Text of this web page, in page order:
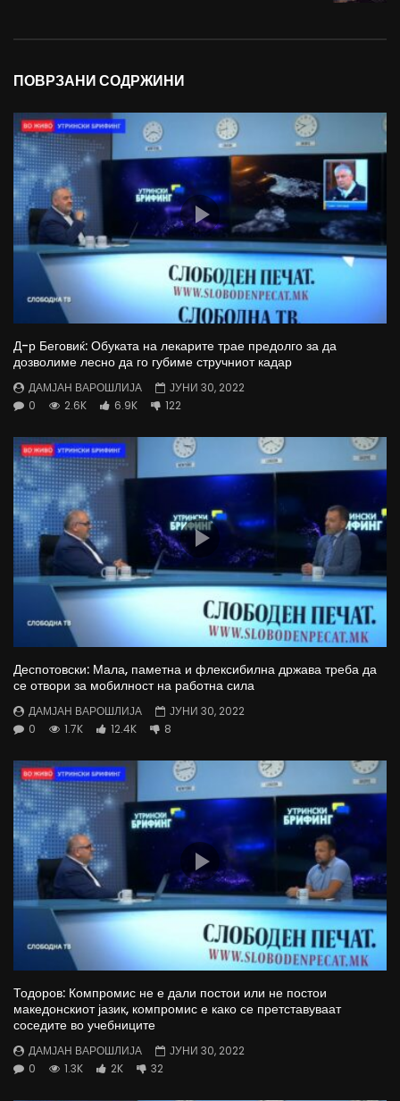
ПОВРЗАНИ СОДРЖИНИ
Д-р Беговиќ: Обуката на лекарите трае предолго за да
дозволиме лесно да го губиме стручниот кадар
ДАМЈАН ВАРОШЛИЈА
ЈУНИ 30, 2022
0
2.6K 6.9K 122
Деспотовски: Мала, паметна и флексибилна држава треба да
се отвори за мобилност на работна сила
ДАМЈАН ВАРОШЛИЈА
ЈУНИ 30, 2022
0
1.7K 12.4K 8
Тодоров: Компромис не е дали постои или не постои
македонскиот јазик, компромис е како се претставуваат
соседите во учебниците
ДАМЈАН ВАРОШЛИЈА
ЈУНИ 30, 2022
0
1.3K 2K 32